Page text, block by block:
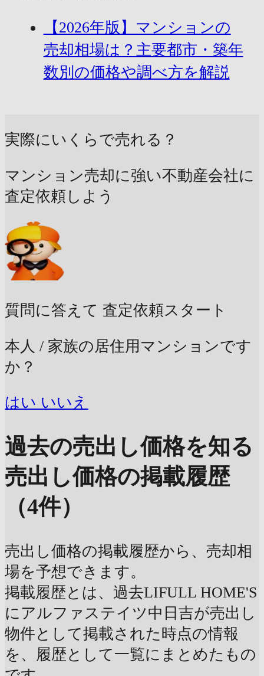
【2026年版】マンションの
売却相場は？主要都市・築年
数別の価格や調べ方を解説
実際にいくらで売れる？
マンション売却に強い不動産会社に
査定依頼しよう
質問に答えて 査定依頼スタート
本人 / 家族の居住用マンションです
か？
はい いいえ
過去の売出し価格を知る
売出し価格の掲載履歴
（4件）
売出し価格の掲載履歴から、売却相
場を予想できます。
掲載履歴とは、過去LIFULL HOME'S
にアルファステイツ中日吉が売出し
物件として掲載された時点の情報
を、履歴として一覧にまとめたもの